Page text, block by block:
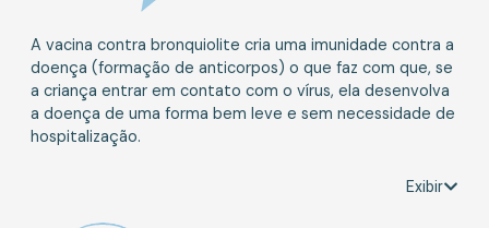
A vacina contra bronquiolite cria uma imunidade contra a
doença (formação de anticorpos) o que faz com que, se
a criança entrar em contato com o vírus, ela desenvolva
a doença de uma forma bem leve e sem necessidade de
hospitalização.
Exibir